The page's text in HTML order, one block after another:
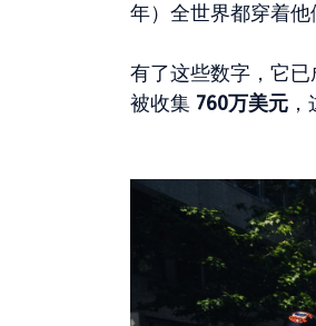
年）全世界都穿着他
有了这些数字，它
被收集 760万美元